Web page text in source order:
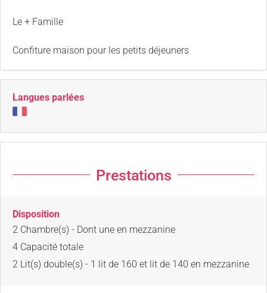
Le + Famille
Confiture maison pour les petits déjeuners
Langues parlées
Prestations
Disposition
2 Chambre(s) - Dont une en mezzanine
4 Capacité totale
2 Lit(s) double(s) - 1 lit de 160 et lit de 140 en mezzanine